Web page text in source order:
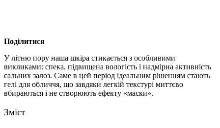
Поділитися
У літню пору наша шкіра стикається з особливими
викликами: спека, підвищена вологість і надмірна активність
сальних залоз. Саме в цей період ідеальним рішенням стають
гелі для обличчя, що завдяки легкій текстурі миттєво
вбираються і не створюють ефекту «маски».
Зміст